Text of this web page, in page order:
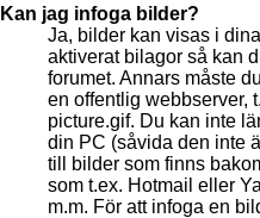
Kan jag infoga bilder?
Ja, bilder kan visas i
aktiverat bilagor så kan
forumet. Annars måste
en offentlig webbserver,
picture.gif. Du kan inte
din PC (såvida den inte
till bilder som finns
som t.ex. Hotmail eller
m.m. För att infoga en